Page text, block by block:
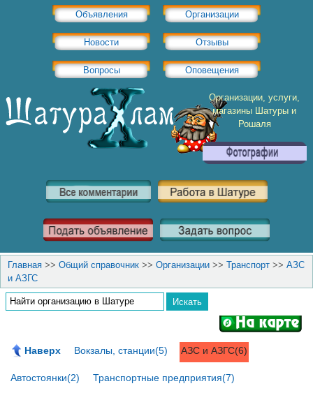
Объявления Организации
Новости Отзывы
Вопросы Оповещения
Организации, услуги,
магазины Шатуры и
Рошаля
Главная >> Общий справочник >> Организации >> Транспорт >> АЗС
и АЗГС
Наверх Вокзалы, станции(5) АЗС и АЗГС(6)
Автостоянки(2) Транспортные предприятия(7)